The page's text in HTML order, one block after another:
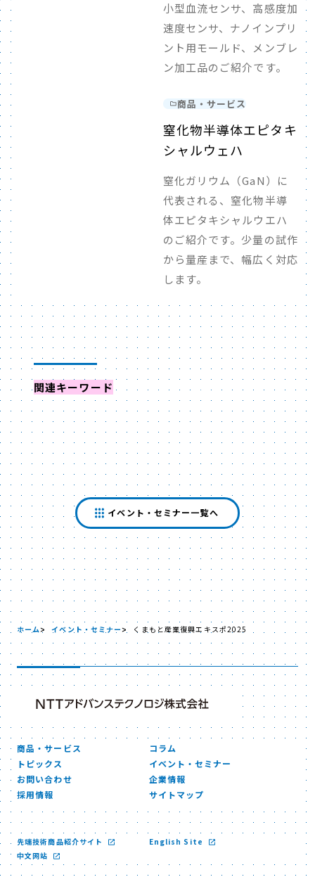
小型血流センサ、高感度加
速度センサ、ナノインプリ
ント用モールド、メンブレ
ン加工品のご紹介です。
商品・サービス
窒化物半導体エピタキ
シャルウェハ
窒化ガリウム（GaN）に
代表される、窒化物半導
体エピタキシャルウエハ
のご紹介です。少量の試作
から量産まで、幅広く対応
します。
関連キーワード からイベントを探す
イベント・セミナー一覧へ
ホーム イベント・セミナー くまもと産業復興エキスポ2025
商品・サービス
コラム
トピックス
イベント・セミナー
お問い合わせ
企業情報
採用情報
サイトマップ
先端技術商品紹介サイト
English Site
中文网站